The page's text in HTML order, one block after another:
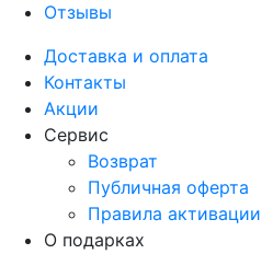
Отзывы
Доставка и оплата
Контакты
Акции
Сервис
Возврат
Публичная оферта
Правила активации
О подарках